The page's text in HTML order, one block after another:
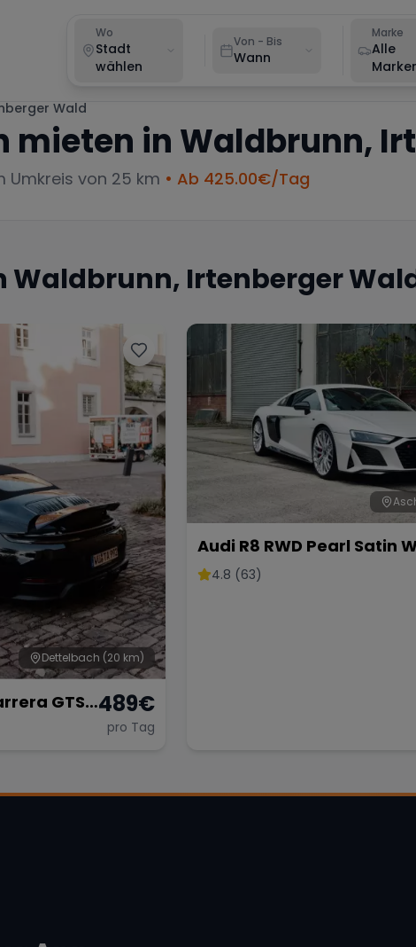
Wo
Stadt
wählen
Von - Bis
Wann
Marke
Alle
Wald
mieten in Waldbrunn,
Umkreis von 25 km • Ab 425.00€/Tag
Waldbrunn, Irtenberger
Dettelbach (20 km)
GTS
489€
pro Tag
Audi R8 RWD Pearl Satin
4.8 (63)